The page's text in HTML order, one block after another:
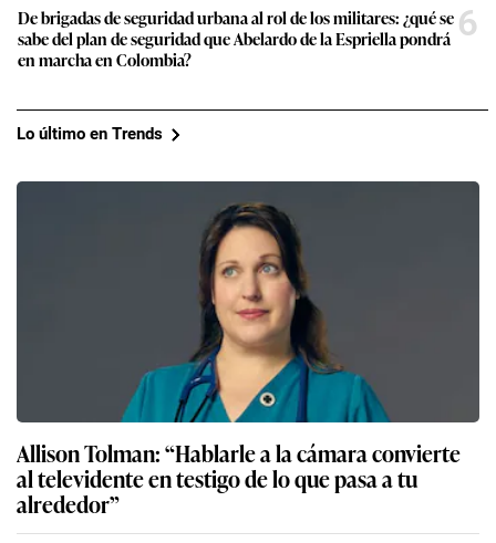
De brigadas de seguridad urbana al rol de los militares: ¿qué se
sabe del plan de seguridad que Abelardo de la Espriella pondrá
en marcha en Colombia?
6
Lo último en Trends
Allison Tolman: “Hablarle a la cámara convierte
al televidente en testigo de lo que pasa a tu
alrededor”